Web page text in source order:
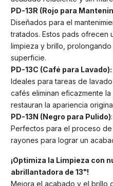
PD-13R (Rojo para
Diseñados para el
tratados. Estos pads ofrecen
limpieza y brillo,
superficie.
PD-13C (Café para Lavado):
Ideales para tareas de
cafés eliminan eficazmente
restauran la apariencia
PD-13N (Negro para Pulido):
Perfectos para el proceso
rayones para lograr un
¡Optimiza la Limpieza con
abrillantadora de 13"!
Mejora el acabado y el brillo